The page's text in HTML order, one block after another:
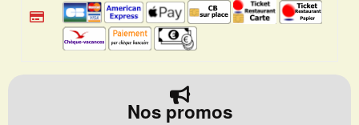
Nos promos